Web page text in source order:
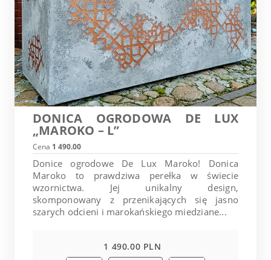
DONICA OGRODOWA DE LUX
„MAROKO – L”
Cena 1 490.00
Donice ogrodowe De Lux Maroko! Donica
Maroko to prawdziwa perełka w świecie
wzornictwa. Jej unikalny design,
skomponowany z przenikających się jasno
szarych odcieni i marokańskiego miedziane...
1 490.00 PLN